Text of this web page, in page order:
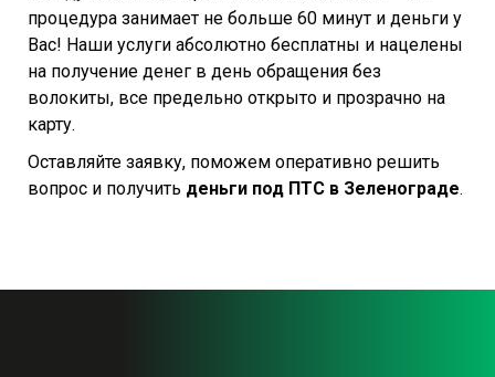
процедура занимает не больше 60 минут и деньги у
Вас! Наши услуги абсолютно бесплатны и нацелены
на получение денег в день обращения без
волокиты, все предельно открыто и прозрачно на
карту.
Оставляйте заявку, поможем оперативно решить
вопрос и получить деньги под ПТС в Зеленограде.